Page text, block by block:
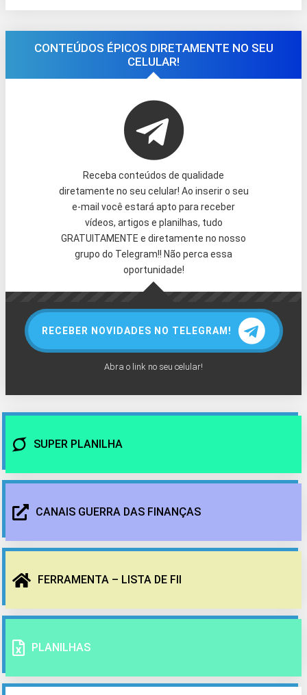
CONTEÚDOS ÉPICOS DIRETAMENTE NO SEU
CELULAR!
Receba conteúdos de qualidade
diretamente no seu celular! Ao inserir o seu
e-mail você estará apto para receber
vídeos, artigos e planilhas, tudo
GRATUITAMENTE e diretamente no nosso
grupo do Telegram!! Não perca essa
oportunidade!
RECEBER NOVIDADES NO TELEGRAM!
Abra o link no seu celular!
SUPER PLANILHA
CANAIS GUERRA DAS FINANÇAS
FERRAMENTA – LISTA DE FII
PLANILHAS